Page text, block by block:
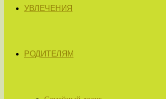
УВЛЕЧЕНИЯ
РОДИТЕЛЯМ